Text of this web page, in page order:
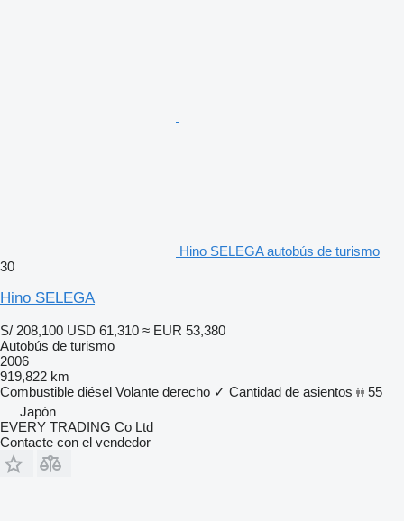
Hino SELEGA autobús de turismo
30
Hino SELEGA
S/ 208,100 USD 61,310 ≈ EUR 53,380
Autobús de turismo
2006
919,822 km
Combustible diésel Volante derecho ✓ Cantidad de asientos
55
Japón
EVERY TRADING Co Ltd
Contacte con el vendedor